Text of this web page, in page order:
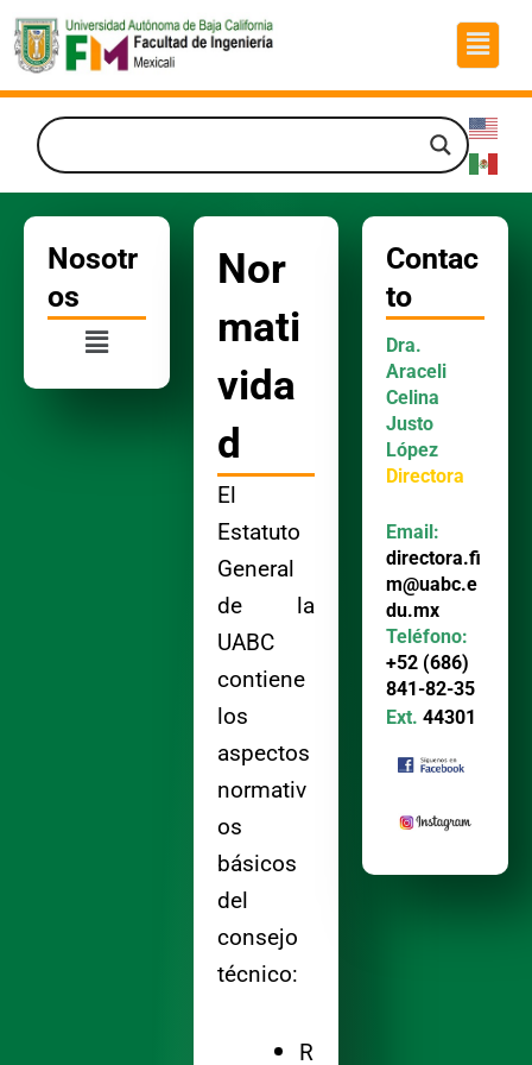
al
contenido
Menú
Nosotr
os
Menú
Nor
mati
vida
d
El
Estatuto
General
de la
UABC
contiene
los
aspectos
normativ
os
básicos
del
consejo
técnico:
R
Contac
to
Dra.
Araceli
Celina
Justo
López
Directora
Email:
directora.fi
m@uabc.e
du.mx
Teléfono:
+52 (686)
841-82-35
Ext. 44301